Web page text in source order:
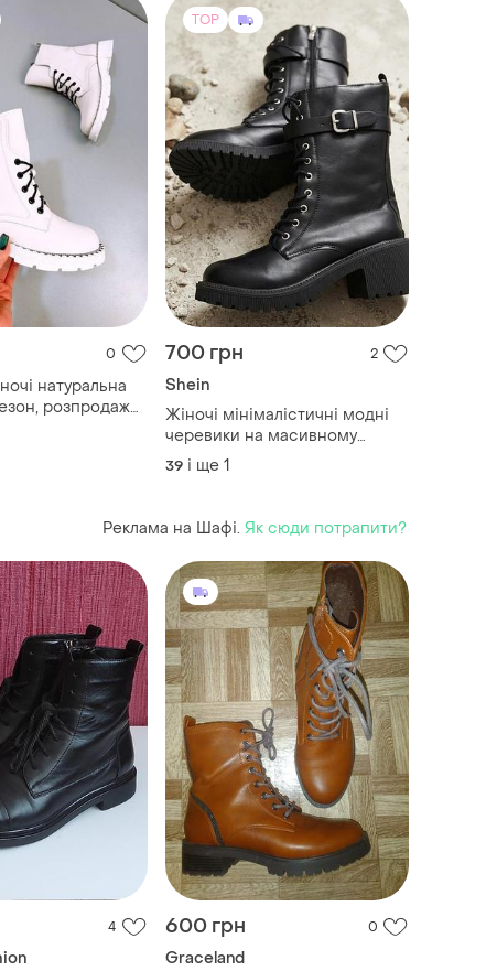
0
натуральна
якість, низька
TOP
700 грн 2
Shein
Жіночі мінімалістичні модні
черевики на масивному
підборі від бренду shein
39 і ще 1
Реклама на Шафі. Як сюди потрапити?
4 600 грн 0
Graceland